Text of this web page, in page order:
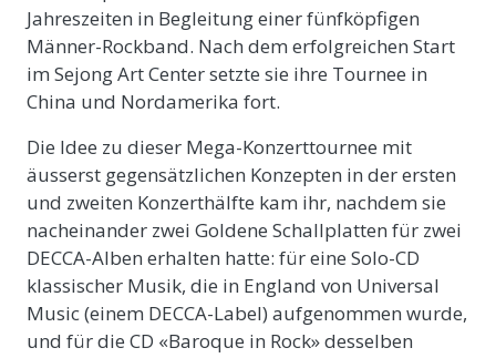
Jahreszeiten in Begleitung einer fünfköpfigen
Männer-Rockband. Nach dem erfolgreichen Start
im Sejong Art Center setzte sie ihre Tournee in
China und Nordamerika fort.
Die Idee zu dieser Mega-Konzerttournee mit
äusserst gegensätzlichen Konzepten in der ersten
und zweiten Konzerthälfte kam ihr, nachdem sie
nacheinander zwei Goldene Schallplatten für zwei
DECCA-Alben erhalten hatte: für eine Solo-CD
klassischer Musik, die in England von Universal
Music (einem DECCA-Label) aufgenommen wurde,
und für die CD «Baroque in Rock» desselben